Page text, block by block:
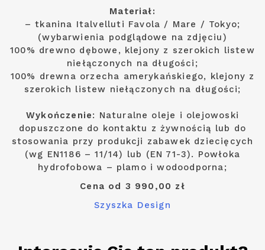
Materiał:
– tkanina Italvelluti Favola / Mare / Tokyo;
(wybarwienia podglądowe na zdjęciu)
100% drewno dębowe, klejony z szerokich listew
niełączonych na długości;
100% drewna orzecha amerykańskiego, klejony z
szerokich listew niełączonych na długości;
Wykończenie: Naturalne oleje i olejowoski
dopuszczone do kontaktu z żywnością lub do
stosowania przy produkcji zabawek dziecięcych
(wg EN1186 – 11/14) lub (EN 71-3). Powłoka
hydrofobowa – plamo i wodoodporna;
Cena od 3 990,00 zł
Szyszka Design